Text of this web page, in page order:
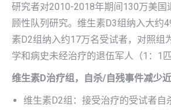
研究者对2010-2018年期间130万美国
顾性队列研究。维生素D3组纳入大约
素D2组纳入约17万名受试者，对照组
学和病史未经治疗的退伍军人（1：1匹
维生素D治疗组，自杀/自残事件减少
维生素D2组：接受治疗的受试者自